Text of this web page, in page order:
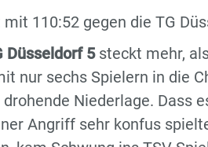
110:52 gegen die TG
Düsseldorf 5steckt mehr,
nur sechs Spielern in die
Niederlage. Dass
Angriff sehr konfus